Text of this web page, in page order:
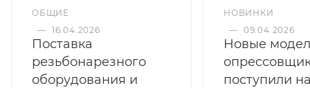
ОБЩИЕ
— 16.04.2026
Поставка
резьбонарезного
оборудования и
НОВИНКИ
— 09.04.2026
Новые
поступили